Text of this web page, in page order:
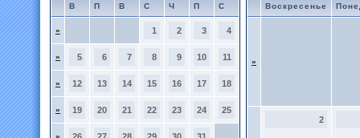
В П В С Ч П С
» 1 2 3 4
» 5 6 7 8 9 10 11
» 12 13 14 15 16 17 18
» 19 20 21 22 23 24 25
»
Воскресенье
»
2